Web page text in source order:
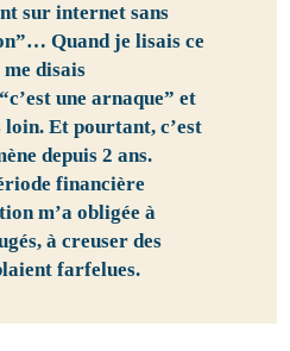
sur internet sans
Quand je lisais ce
disais
une arnaque” et
loin. Et pourtant, c’est
depuis 2 ans.
financière
m’a obligée à
à creuser des
farfelues.